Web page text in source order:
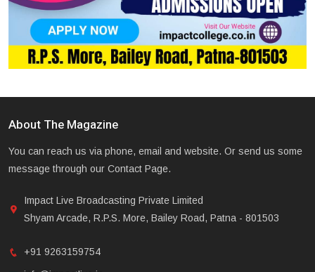
About The Magazine
You can reach us via phone, email and website. Or send us some
message through our Contact Page.
Impact Live Broadcasting Private Limited
Shyam Arcade, R.P.S. More, Bailey Road, Patna - 801503
+91 9263159754